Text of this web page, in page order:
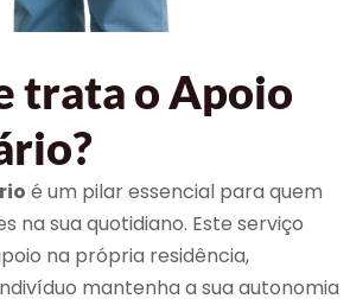
trata o Apoio
é um pilar essencial para quem
na sua quotidiano. Este serviço
na própria residência,
mantenha a sua autonomia